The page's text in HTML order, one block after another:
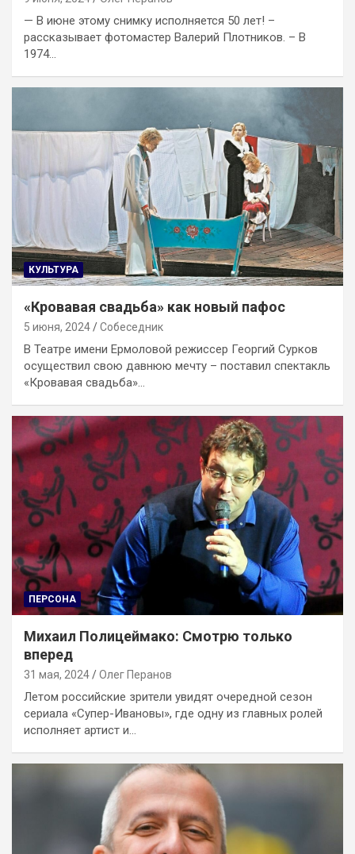
— В июне этому снимку исполняется 50 лет! –
рассказывает фотомастер Валерий Плотников. – В
1974…
КУЛЬТУРА
«Кровавая свадьба» как новый пафос
5 июня, 2024 Собеседник
В Театре имени Ермоловой режиссер Георгий Сурков
осуществил свою давнюю мечту – поставил спектакль
«Кровавая свадьба»…
ПЕРСОНА
Михаил Полицеймако: Смотрю только
вперед
31 мая, 2024 Олег Перанов
Летом российские зрители увидят очередной сезон
сериала «Супер-Ивановы», где одну из главных ролей
исполняет артист и…